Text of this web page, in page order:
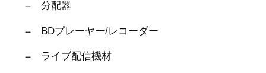
分配器
BDプレーヤー/レコーダー
ライブ配信機材